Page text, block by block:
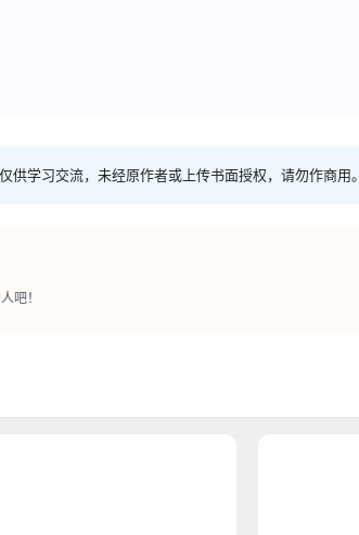
供学习交流，未经原作者或上传书面授权，请勿作商用
吧！